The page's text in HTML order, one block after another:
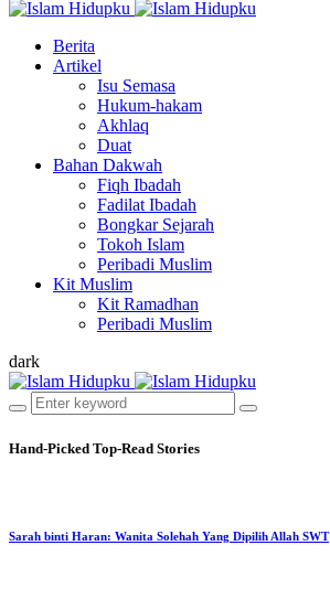
Berita
Artikel
Isu Semasa
Hukum-hakam
Akhlaq
Duat
Bahan Dakwah
Fiqh Ibadah
Fadilat Ibadah
Bongkar Sejarah
Tokoh Islam
Peribadi Muslim
Kit Muslim
Kit Ramadhan
Peribadi Muslim
dark
Hand-Picked Top-Read Stories
Sarah binti Haran: Wanita Solehah Yang Dipilih Allah SWT